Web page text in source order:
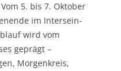
Vom 5. bis 7. Oktober
im Intersein-
wird vom
geprägt –
Morgenkreis,